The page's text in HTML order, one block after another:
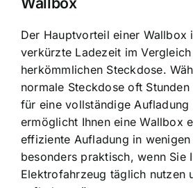
Der Hauptvorteil einer Wallbox
verkürzte Ladezeit im
herkömmlichen Steckdose.
normale Steckdose oft
für eine vollständige Aufladung
ermöglicht Ihnen eine Wallbox
effiziente Aufladung in
besonders praktisch, wenn Sie
Elektrofahrzeug täglich nutzen